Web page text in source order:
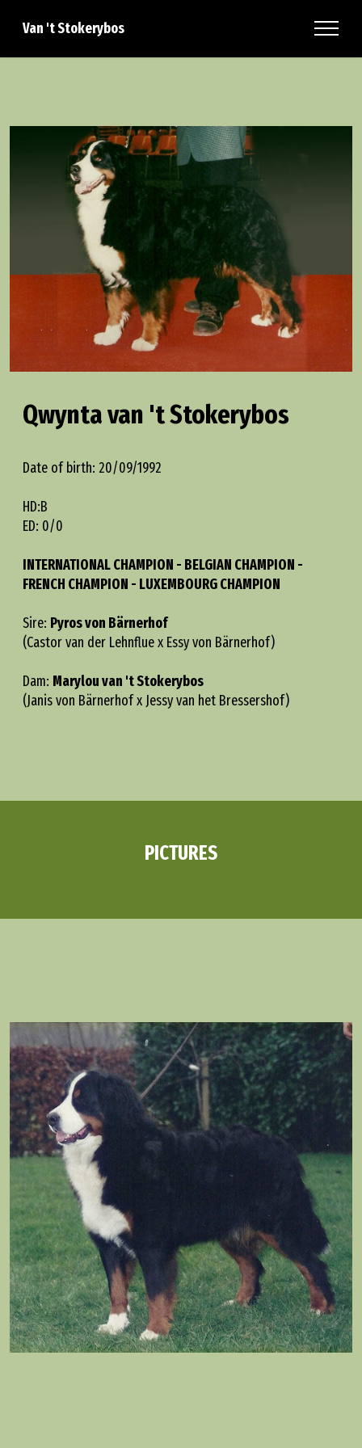
Van 't Stokerybos
Qwynta van 't Stokerybos
Date of birth: 20/09/1992
HD:B
ED: 0/0
INTERNATIONAL CHAMPION - BELGIAN CHAMPION -
FRENCH CHAMPION - LUXEMBOURG CHAMPION
Sire: Pyros von Bärnerhof
(Castor van der Lehnflue x Essy von Bärnerhof)
Dam: Marylou van 't Stokerybos
(Janis von Bärnerhof x Jessy van het Bressershof)
PICTURES